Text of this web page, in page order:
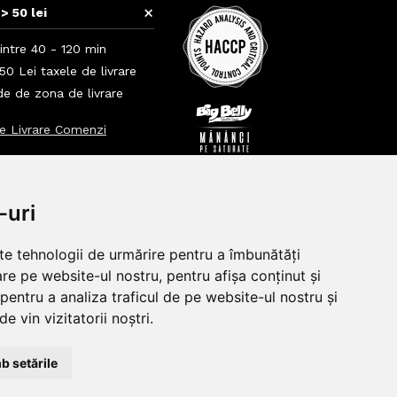
uri
tehnologii de urmărire pentru a îmbunătăți
pe website-ul nostru, pentru afișa conținut și
a analiza traficul de pe website-ul nostru și
vin vizitatorii noștri.
setările
50 lei +
40 - 120 min
Lei taxele de livrare
de zona de livrare
Livrare Comenzi